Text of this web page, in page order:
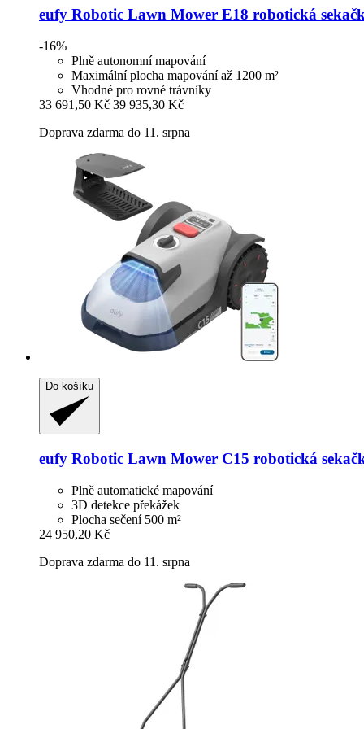
eufy Robotic Lawn Mower E18 robotická
-16%
Plně autonomní mapování
Maximální plocha mapování až 1200 m²
Vhodné pro rovné trávníky
33 691,50 Kč 39 935,30 Kč
Doprava zdarma do 11. srpna
Do košíku
eufy Robotic Lawn Mower C15 robotická
Plně automatické mapování
3D detekce překážek
Plocha sečení 500 m²
24 950,20 Kč
Doprava zdarma do 11. srpna